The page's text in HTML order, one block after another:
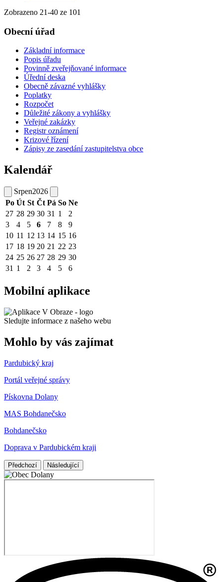
Zobrazeno 21-40 ze 101
Obecní úřad
Základní informace
Popis úřadu
Povinně zveřejňované informace
Úřední deska
Obecně závazné vyhlášky
Poplatky
Rozpočet
Důležité zákony a vyhlášky
Veřejné zakázky
Registr oznámení
Krizové řízení
Zápisy ze zasedání zastupitelstva obce
Kalendář
Srpen2026
Po Út St Čt Pá So Ne
27 28 29 30 31 1
2
3
4 5 6 7 8
9
10 11 12 13 14 15 16
17 18 19 20 21 22 23
24 25 26 27 28 29 30
31 1 2 3 4 5 6
Mobilní aplikace
Sledujte informace z našeho webu
Mohlo by vás zajímat
Pardubický kraj
Portál veřejné správy
Pískovna Dolany
MAS Bohdanečsko
Bohdanečsko
Doprava v Pardubickém kraji
Předchozí Následující